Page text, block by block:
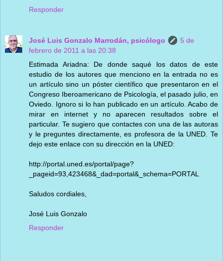
Responder
José Luis Gonzalo Marrodán, psicólogo
5 de
febrero de 2011 a las 20:38
Estimada Ariadna: De donde saqué los datos de este
estudio de los autores que menciono en la entrada no es
un artículo sino un póster científico que presentaron en el
Congreso Iberoamericano de Psicología, el pasado julio, en
Oviedo. Ignoro si lo han publicado en un artículo. Acabo de
mirar en internet y no aparecen resultados sobre el
particular. Te sugiero que contactes con una de las autoras
y le preguntes directamente, es profesora de la UNED. Te
dejo este enlace con su dirección en la UNED:
http://portal.uned.es/portal/page?
_pageid=93,423468&_dad=portal&_schema=PORTAL
Saludos cordiales,
José Luis Gonzalo
Responder